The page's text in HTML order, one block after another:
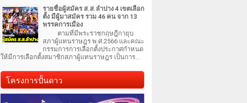
รายชื่อผู้สมัคร ส.ส.ลำปาง 4 เขตเลือก
ตั้ง มีผู้มาสมัคร รวม 46 คน จาก 13
พรรคการเมือง
ตามที่มีพระราชกฤษฎีกายุบ
สภาผู้แทนราษฎร พ.ศ.2566 และคณะ
กรรมการการเลือกตั้งประกาศกำหนด
ให้มีการเลือกตั้งสมาชิกสภาผู้แทนราษฎร เป็นการ...
โครงการปั้นดาว